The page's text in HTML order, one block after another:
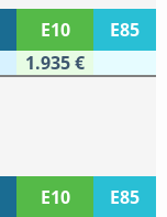
E10
E85
1.935 €
E10
E85